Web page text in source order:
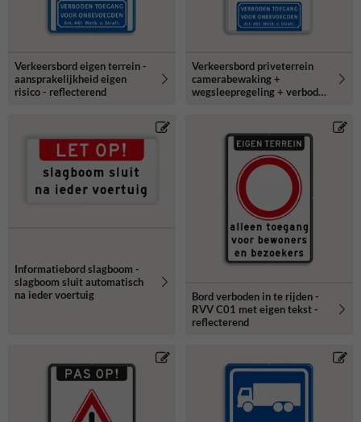
Verkeersbord eigen terrein -
aansprakelijkheid eigen
risico - reflecterend
Verkeersbord priveterrein
camerabewaking +
wegsleepregeling + verboden
Informatiebord slagboom -
slagboom sluit automatisch
na ieder voertuig
Bord verboden in te rijden -
RVV C01 met eigen tekst -
reflecterend